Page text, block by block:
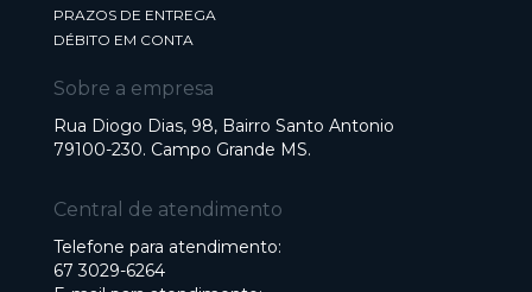
PRAZOS DE ENTREGA
DÉBITO EM CONTA
Sobre a empresa
Rua Diogo Dias, 98, Bairro Santo Antonio
79100-230. Campo Grande MS.
Central de atendimento
Telefone para atendimento:
67 3029-6264